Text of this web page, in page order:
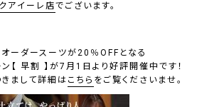
アイーレ店でございます。
ーダースーツが20％OFFとなる
【 早割 】が7月1日より好評開催中です！
まして詳細は こちら をご覧くださいませ。